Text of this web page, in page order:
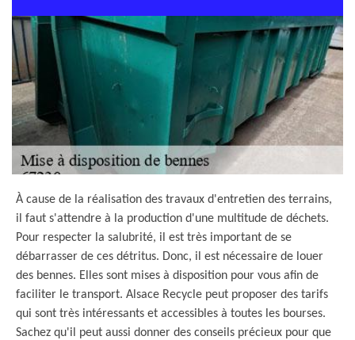
À cause de la réalisation des travaux d'entretien des terrains,
il faut s'attendre à la production d'une multitude de déchets.
Pour respecter la salubrité, il est très important de se
débarrasser de ces détritus. Donc, il est nécessaire de louer
des bennes. Elles sont mises à disposition pour vous afin de
faciliter le transport. Alsace Recycle peut proposer des tarifs
qui sont très intéressants et accessibles à toutes les bourses.
Sachez qu'il peut aussi donner des conseils précieux pour que